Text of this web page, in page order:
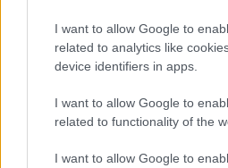
I want to allow Google to
related to analytics like
device identifiers in apps.
I want to allow Google to
related to functionality of the
I want to allow Google to
τραγούδια και οGood
Γιάννη Πάριου, με μια